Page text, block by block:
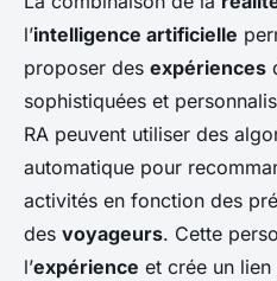
l’intelligence artificielle
proposer des expériences
sophistiquées et
RA peuvent utiliser des
automatique pour
activités en fonction des
des voyageurs. Cette
l’expérience et crée un